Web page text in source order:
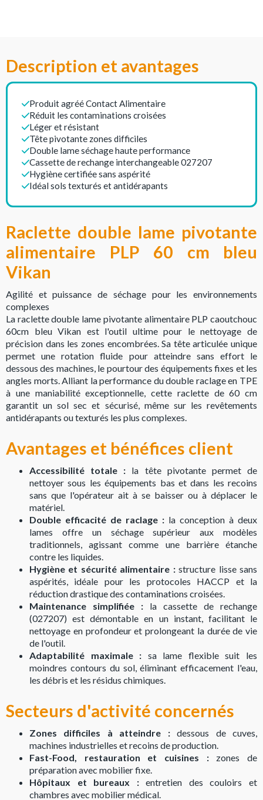
Description et avantages
Produit agréé Contact Alimentaire
Réduit les contaminations croisées
Léger et résistant
Tête pivotante zones difficiles
Double lame séchage haute performance
Cassette de rechange interchangeable 027207
Hygiène certifiée sans aspérité
Idéal sols texturés et antidérapants
Raclette double lame pivotante
alimentaire PLP 60 cm bleu
Vikan
Agilité et puissance de séchage pour les environnements
complexes
La raclette double lame pivotante alimentaire PLP caoutchouc
60cm bleu Vikan est l'outil ultime pour le nettoyage de
précision dans les zones encombrées. Sa tête articulée unique
permet une rotation fluide pour atteindre sans effort le
dessous des machines, le pourtour des équipements fixes et les
angles morts. Alliant la performance du double raclage en TPE
à une maniabilité exceptionnelle, cette raclette de 60 cm
garantit un sol sec et sécurisé, même sur les revêtements
antidérapants ou texturés les plus complexes.
Avantages et bénéfices client
Accessibilité totale : la tête pivotante permet de
nettoyer sous les équipements bas et dans les recoins
sans que l'opérateur ait à se baisser ou à déplacer le
matériel.
Double efficacité de raclage : la conception à deux
lames offre un séchage supérieur aux modèles
traditionnels, agissant comme une barrière étanche
contre les liquides.
Hygiène et sécurité alimentaire :structure lisse sans
aspérités, idéale pour les protocoles HACCP et la
réduction drastique des contaminations croisées.
Maintenance simplifiée : la cassette de rechange
(027207) est démontable en un instant, facilitant le
nettoyage en profondeur et prolongeant la durée de vie
de l'outil.
Adaptabilité maximale : sa lame flexible suit les
moindres contours du sol, éliminant efficacement l'eau,
les débris et les résidus chimiques.
Secteurs d'activité concernés
Zones difficiles à atteindre :dessous de cuves,
machines industrielles et recoins de production.
Fast-Food, restauration et cuisines : zones de
préparation avec mobilier fixe.
Hôpitaux et bureaux :entretien des couloirs et
chambres avec mobilier médical.